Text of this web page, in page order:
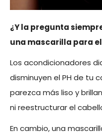
¿Y la pregunta
una mascarilla para
Los acondicionadores
disminuyen el PH de tu
parezca más liso y
ni reestructurar el
En cambio, una